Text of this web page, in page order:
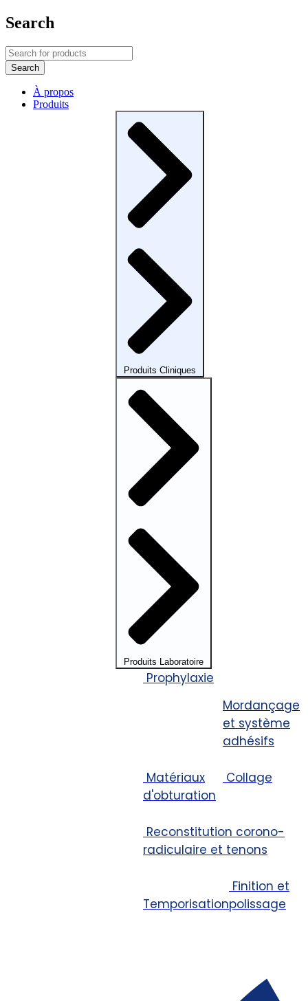
Search
À propos
Produits
Produits Cliniques
Produits Laboratoire
Prophylaxie
Mordançage
et système
adhésifs
Matériaux
d'obturation
Collage
Reconstitution corono-
radiculaire et tenons
Temporisation
Finition et
polissage